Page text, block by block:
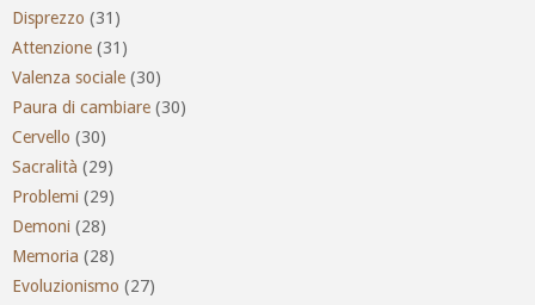
Disprezzo (31)
Attenzione (31)
Valenza sociale (30)
Paura di cambiare (30)
Cervello (30)
Sacralità (29)
Problemi (29)
Demoni (28)
Memoria (28)
Evoluzionismo (27)